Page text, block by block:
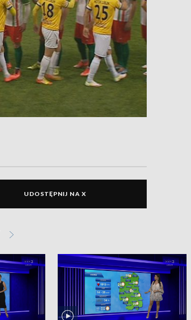
UDOSTĘPNIJ NA X